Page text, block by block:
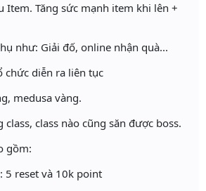
Item. Tăng sức mạnh item khi lên +
như: Giải đố, online nhận quà...
chức diễn ra liên tục
medusa vàng.
class, class nào cũng săn được boss.
gồm:
5 reset và 10k point